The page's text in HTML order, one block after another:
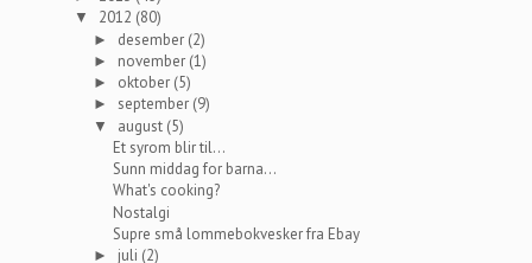
▼ 2012 (80)
► desember (2)
► november (1)
► oktober (5)
►september (9)
▼ august (5)
Et syrom blir til...
Sunn middag for barna...
What's cooking?
Nostalgi
Supre små lommebokvesker fra Ebay
► juli (2)